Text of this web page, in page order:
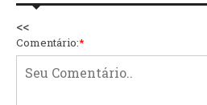
<<
Comentário:*